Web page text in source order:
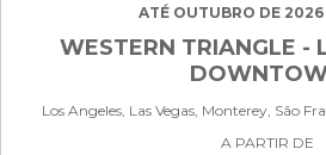
ATÉ OUTUBRO DE
WESTERN TRIANGLE -
Los Angeles, Las Vegas, Monterey, São
A PARTIR DE